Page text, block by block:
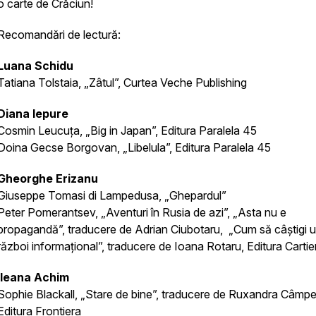
carte de Crăciun!
de lectură:
Schidu
Tolstaia, „Zâtul”, Curtea Veche Publishing
Iepure
Leucuța, „Big in Japan”, Editura Paralela 45
Gecse Borgovan, „Libelula”, Editura Paralela 45
Erizanu
Tomasi di Lampedusa, „Ghepardul”
Pomerantsev, „Aventuri în Rusia de azi”, „Asta nu e
traducere de Adrian Ciubotaru, „Cum să câștigi
informațional”, traducere de Ioana Rotaru, Editura
Achim
Blackall, „Stare de bine”, traducere de Ruxandra
Frontiera